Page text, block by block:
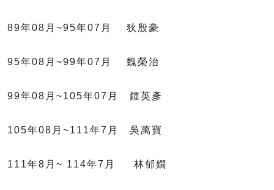
89年08月~95年07月 狄殷豪
95年08月~99年07月 魏榮治
99年08月~105年07月 鍾英彥
105年08月~111年7月 吳萬寶
111年8月~ 114年7月 林郁嫺